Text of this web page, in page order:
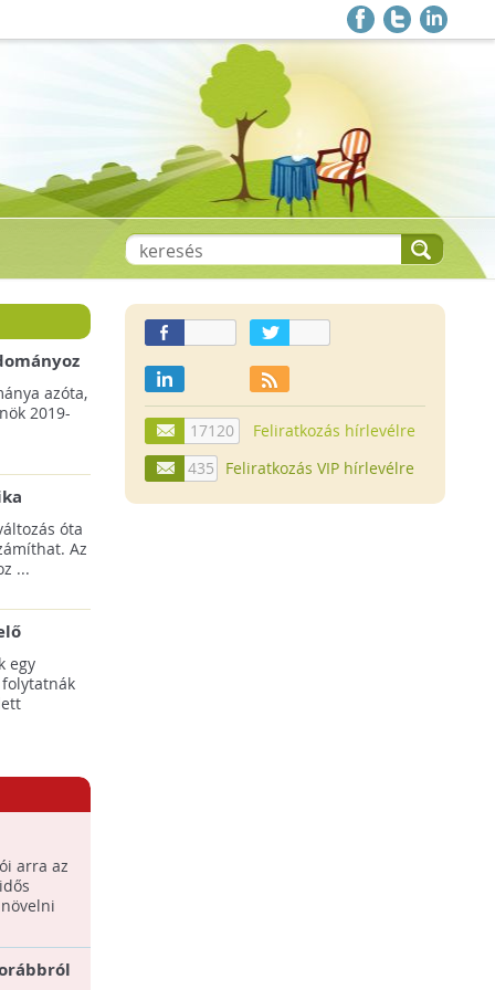
azóta,
2019-
óta
Az
...
egy
arra az
17120
Feliratkozás hírlevélre
435
Feliratkozás VIP hírlevélre